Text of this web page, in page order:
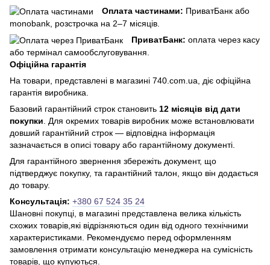
Оплата частинами: ПриватБанк або
monobank, розстрочка на 2–7 місяців.
ПриватБанк: оплата через касу
або термінал самообслуговування.
Офіційна гарантія
На товари, представлені в магазині 740.com.ua, діє офіційна
гарантія виробника.
Базовий гарантійний строк становить 12 місяців від дати
покупки. Для окремих товарів виробник може встановлювати
довший гарантійний строк — відповідна інформація
зазначається в описі товару або гарантійному документі.
Для гарантійного звернення збережіть документ, що
підтверджує покупку, та гарантійний талон, якщо він додається
до товару.
Консультація: +380 67 524 35 24
Шановні покупці, в магазині представлена ​​велика кількість
схожих товарів,які відрізняються один від одного технічними
характеристиками. Рекомендуємо перед оформленням
замовлення отримати консультацію менеджера на сумісність
товарів, що купуються.